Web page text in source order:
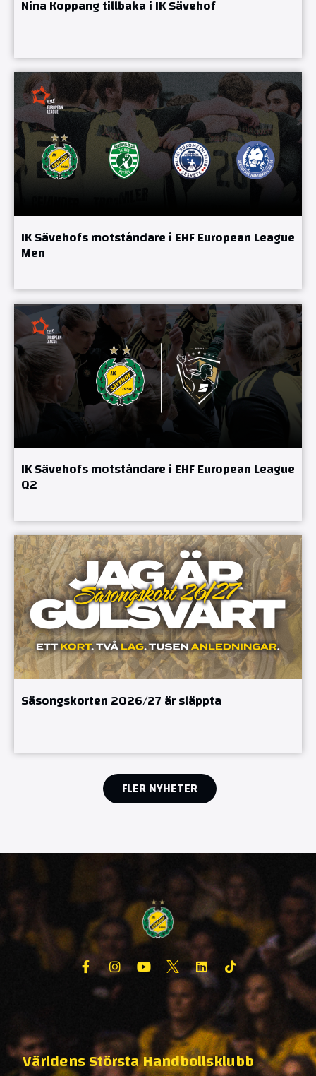
Nina Koppang tillbaka i IK Sävehof
IK Sävehofs motståndare i EHF European League
Men
IK Sävehofs motståndare i EHF European League
Q2
Säsongskorten 2026/27 är släppta
FLER NYHETER
Världens Största Handbollsklubb